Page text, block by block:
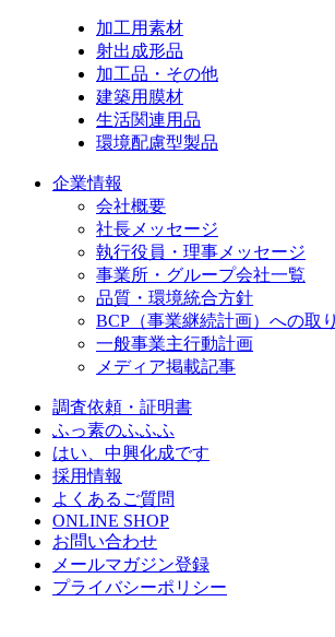
加工用素材
射出成形品
加工品・その他
建築用膜材
生活関連用品
環境配慮型製品
企業情報
会社概要
社長メッセージ
執行役員・理事メッセージ
事業所・グループ会社一覧
品質・環境統合方針
BCP（事業継続計画）への取
一般事業主行動計画
メディア掲載記事
調査依頼・証明書
ふっ素のふふふ
はい、中興化成です
採用情報
よくあるご質問
ONLINE SHOP
お問い合わせ
メールマガジン登録
プライバシーポリシー